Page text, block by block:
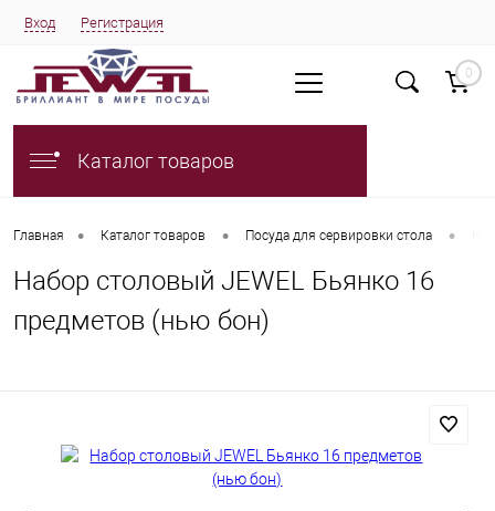
Вход Регистрация
0
Каталог товаров
Главная • Каталог товаров • Посуда для сервировки стола •
Набор столовый JEWEL Бьянко 16
предметов (нью бон)